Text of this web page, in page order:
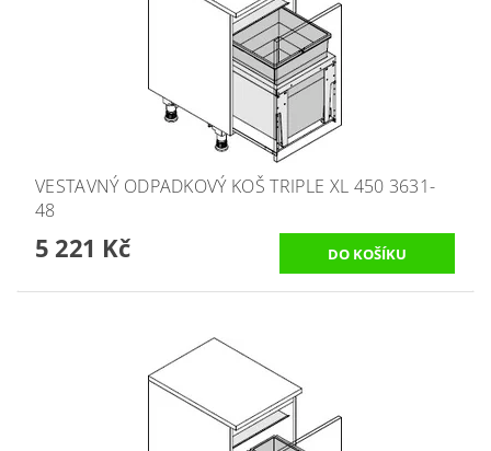
VESTAVNÝ ODPADKOVÝ KOŠ TRIPLE XL 450 3631-
48
5 221 Kč